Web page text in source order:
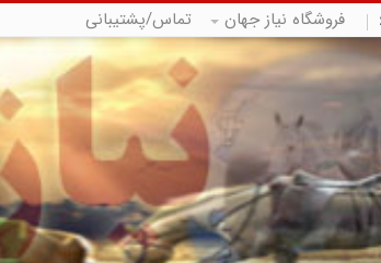
فروشگاه نیاز جهان تماس/پشتیبانی